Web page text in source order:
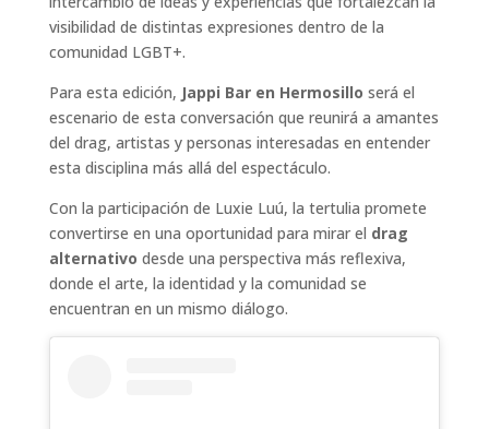
visibilidad de distintas expresiones dentro de la
comunidad LGBT+.
Para esta edición, Jappi Bar en Hermosillo será el
escenario de esta conversación que reunirá a amantes
del drag, artistas y personas interesadas en entender
esta disciplina más allá del espectáculo.
Con la participación de Luxie Luú, la tertulia promete
convertirse en una oportunidad para mirar el drag
alternativo desde una perspectiva más reflexiva,
donde el arte, la identidad y la comunidad se
encuentran en un mismo diálogo.